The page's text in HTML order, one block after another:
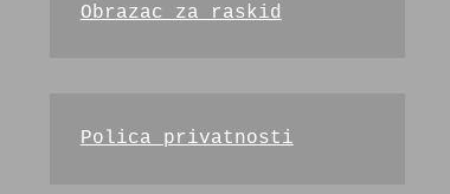
Obrazac za raskid
Polica privatnosti